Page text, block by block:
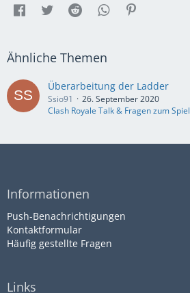
Ähnliche Themen
Überarbeitung der Ladder
Ssio91
26. September 2020
Clash Royale Talk & Fragen zum Spiel
Informationen
Push-Benachrichtigungen
Kontaktformular
Häufig gestellte Fragen
Links